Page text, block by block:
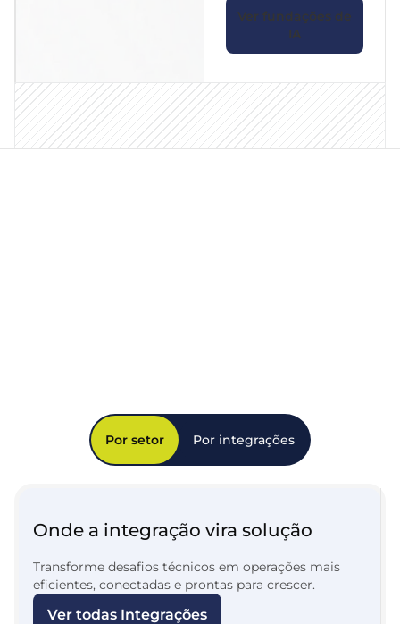
Ver fundações de
IA
Por setor Por integrações
Onde a integração vira solução
Transforme desafios técnicos em operações mais
eficientes, conectadas e prontas para crescer.
Ver todas Integrações